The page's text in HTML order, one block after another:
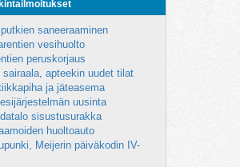
saneeraaminen
vesihuolto
peruskorjaus
sairaala, apteekin uudet tilat
ja jäteasema
uusinta
sisustusurakka
huoltoauto
Meijerin päiväkodin IV-